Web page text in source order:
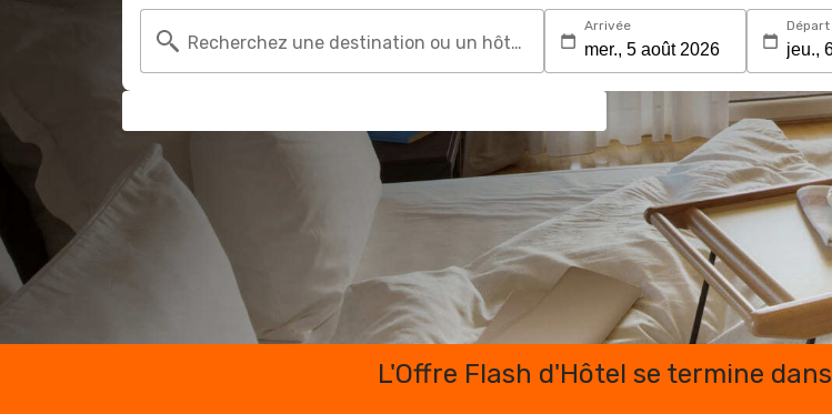
Recherchez une destination ou un hôtel
Arrivée Départ
L'Offre Flash d'Hôtel se termine dans